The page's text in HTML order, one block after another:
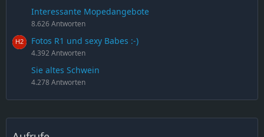
Interessante Mopedangebote
8.626 Antworten
Fotos R1 und sexy Babes :-)
4.392 Antworten
Sie altes Schwein
4.278 Antworten